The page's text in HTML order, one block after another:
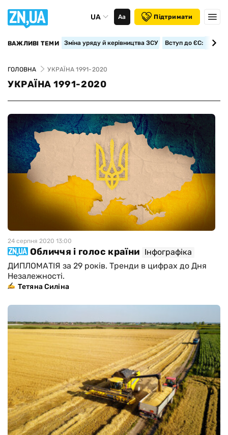
UA Аа Підтримати
ВАЖЛИВІ ТЕМИ Зміна уряду й керівництва ЗСУ Вступ до ЄС:
ГОЛОВНА УКРАЇНА 1991-2020
УКРАЇНА 1991-2020
24 серпня 2020 13:00
Обличчя і голос країни Інфографіка
ДИПЛОМАТІЯ за 29 років. Тренди в цифрах до Дня
Незалежності.
Тетяна Силіна